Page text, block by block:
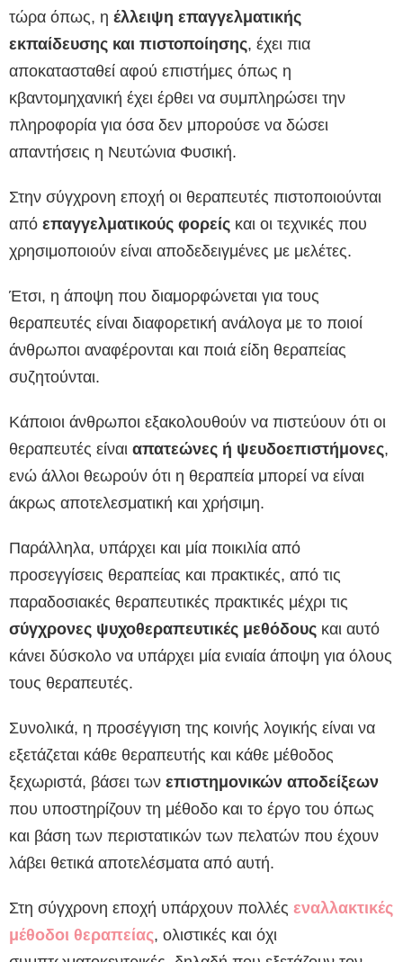
τώρα όπως, η έλλειψη επαγγελματικής
εκπαίδευσης και πιστοποίησης, έχει πια
αποκατασταθεί αφού επιστήμες όπως η
κβαντομηχανική έχει έρθει να συμπληρώσει την
πληροφορία για όσα δεν μπορούσε να δώσει
απαντήσεις η Νευτώνια Φυσική.
Στην σύγχρονη εποχή οι θεραπευτές πιστοποιούνται
από επαγγελματικούς φορείς και οι τεχνικές που
χρησιμοποιούν είναι αποδεδειγμένες με μελέτες.
Έτσι, η άποψη που διαμορφώνεται για τους
θεραπευτές είναι διαφορετική ανάλογα με το ποιοί
άνθρωποι αναφέρονται και ποιά είδη θεραπείας
συζητούνται.
Κάποιοι άνθρωποι εξακολουθούν να πιστεύουν ότι οι
θεραπευτές είναι απατεώνες ή ψευδοεπιστήμονες,
ενώ άλλοι θεωρούν ότι η θεραπεία μπορεί να είναι
άκρως αποτελεσματική και χρήσιμη.
Παράλληλα, υπάρχει και μία ποικιλία από
προσεγγίσεις θεραπείας και πρακτικές, από τις
παραδοσιακές θεραπευτικές πρακτικές μέχρι τις
σύγχρονες ψυχοθεραπευτικές μεθόδους και αυτό
κάνει δύσκολο να υπάρχει μία ενιαία άποψη για όλους
τους θεραπευτές.
Συνολικά, η προσέγγιση της κοινής λογικής είναι να
εξετάζεται κάθε θεραπευτής και κάθε μέθοδος
ξεχωριστά, βάσει των επιστημονικών αποδείξεων
που υποστηρίζουν τη μέθοδο και το έργο του όπως
και βάση των περιστατικών των πελατών που έχουν
λάβει θετικά αποτελέσματα από αυτή.
Στη σύγχρονη εποχή υπάρχουν πολλές εναλλακτικές
μέθοδοι θεραπείας, ολιστικές και όχι